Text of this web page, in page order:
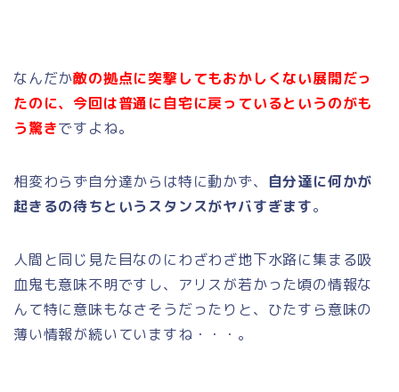
なんだか敵の拠点に突撃してもおかしくない展開だっ
たのに、今回は普通に自宅に戻っているというのがも
う驚きですよね。
相変わらず自分達からは特に動かず、 自分達に何かが
起きるの待ちというスタンスがヤバすぎます。
人間と同じ見た目なのにわざわざ地下水路に集まる吸
血鬼も意味不明ですし、アリスが若かった頃の情報な
んて特に意味もなさそうだったりと、ひたすら意味の
薄い情報が続いていますね・・・。